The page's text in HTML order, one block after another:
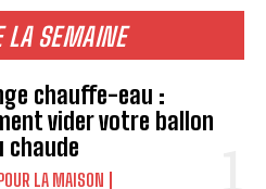
LA SEMAINE
chauffe-eau :
vider votre ballon
chaude
LA MAISON